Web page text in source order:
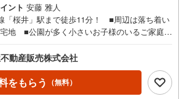
ント 安藤 雅人
「桜井」駅まで徒歩11分！ ■周辺は落ち着い
地 ■公園が多く小さいお子様のいるご家庭も
地面積43坪以上 【教育施設】■桜林小学
■桜井中学校…徒歩11分●家デパ 松屋不動産
み●知立市・豊橋市・豊川市・浜松市の4店舗営
リア・遠州エリアの物件ならおまかせくださ
動産販売株式会社
をもらう （無料）